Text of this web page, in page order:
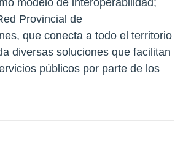
Provincial de
que conecta a todo el territorio
diversas soluciones que facilitan
públicos por parte de los